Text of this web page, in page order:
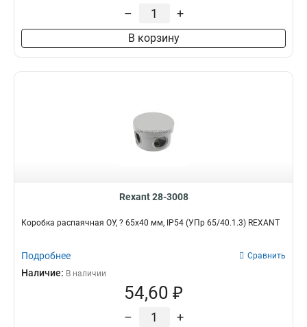
– +
В корзину
Rexant 28-3008
Коробка распаячная ОУ, ? 65х40 мм, IP54 (УПр 65/40.1.3) REXANT
Подробнее Сравнить
Наличие: В наличии
54,60 ₽
– +